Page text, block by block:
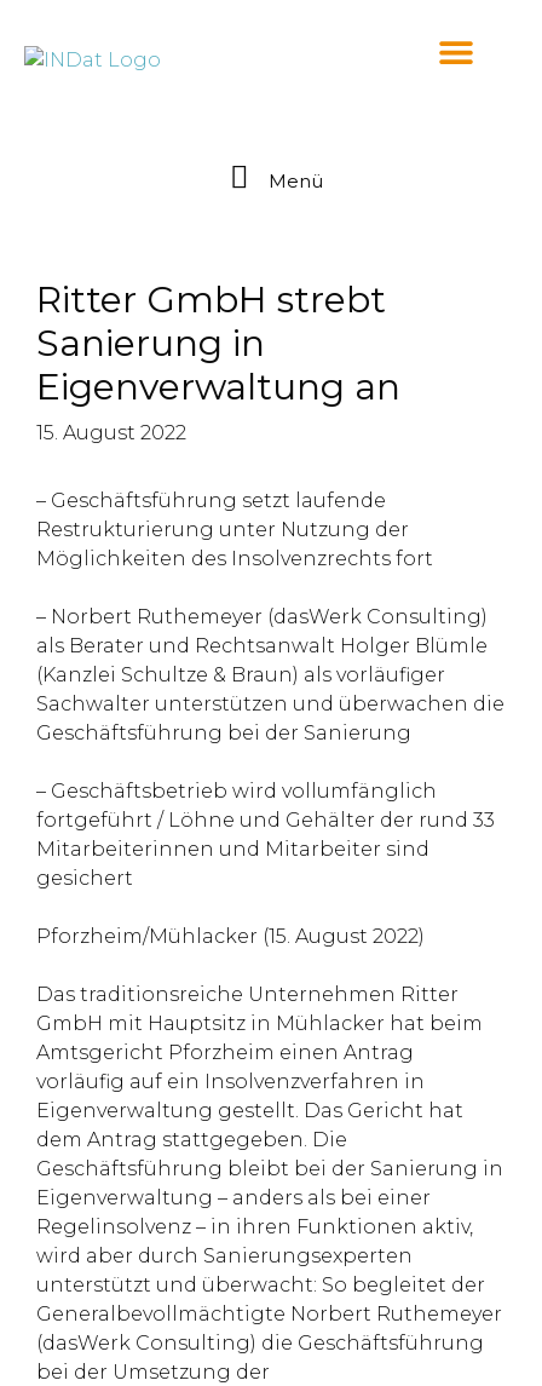
Menü
Ritter GmbH strebt
Sanierung in
Eigenverwaltung an
15. August 2022
– Geschäftsführung setzt laufende
Restrukturierung unter Nutzung der
Möglichkeiten des Insolvenzrechts fort
– Norbert Ruthemeyer (dasWerk Consulting)
als Berater und Rechtsanwalt Holger Blümle
(Kanzlei Schultze & Braun) als vorläufiger
Sachwalter unterstützen und überwachen die
Geschäftsführung bei der Sanierung
– Geschäftsbetrieb wird vollumfänglich
fortgeführt / Löhne und Gehälter der rund 33
Mitarbeiterinnen und Mitarbeiter sind
gesichert
Pforzheim/Mühlacker (15. August 2022)
Das traditionsreiche Unternehmen Ritter
GmbH mit Hauptsitz in Mühlacker hat beim
Amtsgericht Pforzheim einen Antrag
vorläufig auf ein Insolvenzverfahren in
Eigenverwaltung gestellt. Das Gericht hat
dem Antrag stattgegeben. Die
Geschäftsführung bleibt bei der Sanierung in
Eigenverwaltung – anders als bei einer
Regelinsolvenz – in ihren Funktionen aktiv,
wird aber durch Sanierungsexperten
unterstützt und überwacht: So begleitet der
Generalbevollmächtigte Norbert Ruthemeyer
(dasWerk Consulting) die Geschäftsführung
bei der Umsetzung der